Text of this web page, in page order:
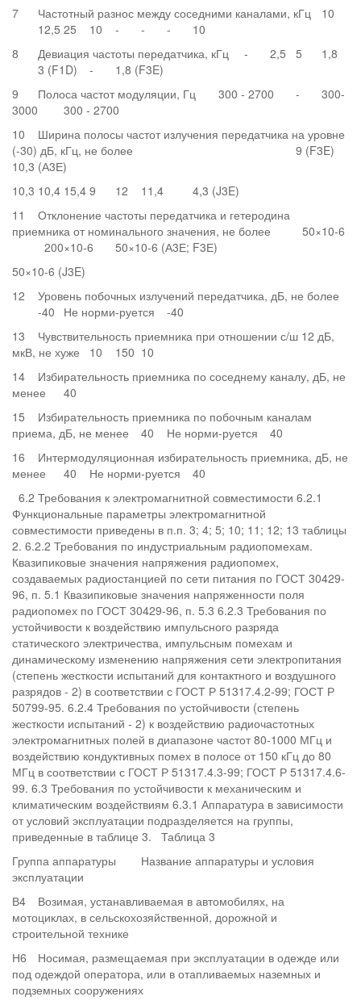
7
Частотный разнос между соседними каналами, кГц
10
12,5 25 10 - - -
10
8
Девиация частоты передатчика, кГц - 2,5 5
1,8
3 (F1D)
-
1,8 (F3E)
9
Полоса частот модуляции, Гц 300 - 2700 -
300-
3000
300 - 2700
10
Ширина полосы частот излучения передатчика на уровне
(-30) дБ, кГц, не более
9 (F3E)
10,3 (А3Е)
10,3 10,4 15,4 9 12 11,4
4,3 (J3E)
11
Отклонение частоты передатчика и гетеродина
приемника от номинального значения, не более
50×10-6
200×10-6
50×10-6 (А3Е; F3Е)
50×10-6 (J3E)
12
Уровень побочных излучений передатчика, дБ, не более
-40
Не норми-руется
-40
13
Чувствительность приемника при отношении с/ш 12 дБ,
мкВ, не хуже
10 150 10
14
Избирательность приемника по соседнему каналу, дБ, не
менее
40
15
Избирательность приемника по побочным каналам
приема, дБ, не менее
40 Не норми-руется
40
16
Интермодуляционная избирательность приемника, дБ, не
менее
40 Не норми-руется
40
6.2 Требования к электромагнитной совместимости 6.2.1
Функциональные параметры электромагнитной
совместимости приведены в п.п. 3; 4; 5; 10; 11; 12; 13 таблицы
2. 6.2.2 Требования по индустриальным радиопомехам.
Квазипиковые значения напряжения радиопомех,
создаваемых радиостанцией по сети питания по ГОСТ 30429-
96, п. 5.1 Квазипиковые значения напряженности поля
радиопомех по ГОСТ 30429-96, п. 5.3 6.2.3 Требования по
устойчивости к воздействию импульсного разряда
статического электричества, импульсным помехам и
динамическому изменению напряжения сети электропитания
(степень жесткости испытаний для контактного и воздушного
разрядов - 2) в соответствии с ГОСТ Р 51317.4.2-99; ГОСТ Р
50799-95. 6.2.4 Требования по устойчивости (степень
жесткости испытаний - 2) к воздействию радиочастотных
электромагнитных полей в диапазоне частот 80-1000 МГц и
воздействию кондуктивных помех в полосе от 150 кГц до 80
МГц в соответствии с ГОСТ Р 51317.4.3-99; ГОСТ Р 51317.4.6-
99. 6.3 Требования по устойчивости к механическим и
климатическим воздействиям 6.3.1 Аппаратура в зависимости
от условий эксплуатации подразделяется на группы,
приведенные в таблице 3. Таблица 3
Группа аппаратуры
Название аппаратуры и условия
эксплуатации
В4
Возимая, устанавливаемая в автомобилях, на
мотоциклах, в сельскохозяйственной, дорожной и
строительной технике
Н6
Носимая, размещаемая при эксплуатации в одежде или
под одеждой оператора, или в отапливаемых наземных и
подземных сооружениях